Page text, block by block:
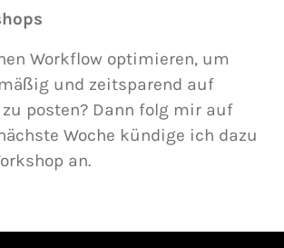
Workflow optimieren, um
und zeitsparend auf
posten? Dann folg mir auf
Woche kündige ich dazu
an.